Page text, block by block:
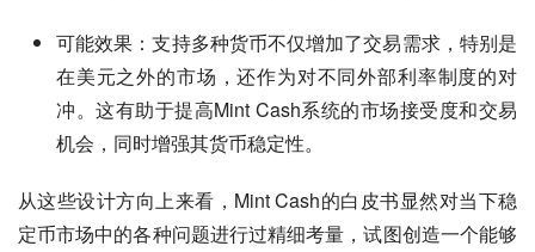
可能效果：支持多种货币不仅增加了交易需求，特别是
在美元之外的市场，还作为对不同外部利率制度的对
冲。这有助于提高Mint Cash系统的市场接受度和交易
机会，同时增强其货币稳定性。
从这些设计方向上来看，Mint Cash的白皮书显然对当下稳
定币市场中的各种问题进行过精细考量，试图创造一个能够